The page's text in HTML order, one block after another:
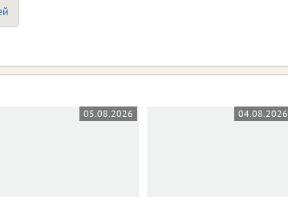
05.08.2026 04.08.2026